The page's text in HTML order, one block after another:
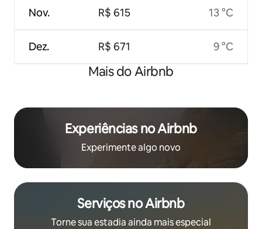
Nov.
Dez.
R$ 615
R$ 671
13 °C
9 °C
Mais do Airbnb
Experiências no Airbnb
Experimente algo novo
Serviços no Airbnb
Torne sua estadia ainda mais especial